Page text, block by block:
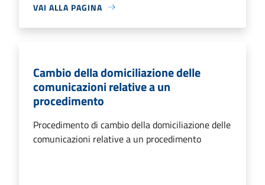
VAI ALLA PAGINA
Cambio della domiciliazione delle
comunicazioni relative a un
procedimento
Procedimento di cambio della domiciliazione delle
comunicazioni relative a un procedimento